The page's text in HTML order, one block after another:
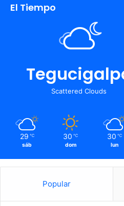
El Tiempo
Scattered Clouds
29 ℃
sáb
30 ℃
dom
30 ℃
lun
Popular